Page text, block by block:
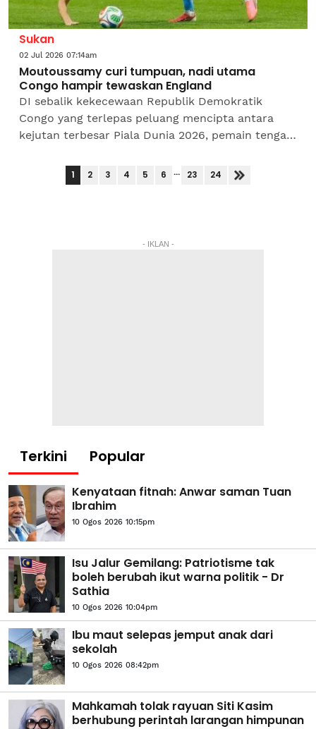
Sukan
02 Jul 2026 07:14am
Moutoussamy curi tumpuan, nadi utama
Congo hampir tewaskan England
DI sebalik kekecewaan Republik Demokratik
Congo yang terlepas peluang mencipta antara
kejutan terbesar Piala Dunia 2026, pemain tengah
seorang watak utama yang...
1 2 3 4 5 6 ... 23 24
- IKLAN -
Terkini Popular
Kenyataan fitnah: Anwar saman Tuan
Ibrahim
10 Ogos 2026 10:15pm
Isu Jalur Gemilang: Patriotisme tak
boleh berubah ikut warna politik - Dr
Sathia
10 Ogos 2026 10:04pm
Ibu maut selepas jemput anak dari
sekolah
10 Ogos 2026 08:42pm
Mahkamah tolak rayuan Siti Kasim
berhubung perintah larangan himpunan